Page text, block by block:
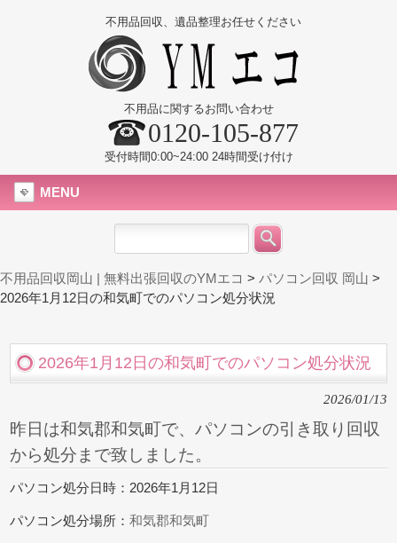
不用品回収、遺品整理お任せください
不用品に関するお問い合わせ
0120-105-877
受付時間0:00~24:00 24時間受け付け
MENU
不用品回収岡山 | 無料出張回収のYMエコ > パソコン回収 岡山 >
2026年1月12日の和気町でのパソコン処分状況
2026年1月12日の和気町でのパソコン処分状況
2026/01/13
昨日は和気郡和気町で、パソコンの引き取り回収
から処分まで致しました。
パソコン処分日時：2026年1月12日
パソコン処分場所：和気郡和気町